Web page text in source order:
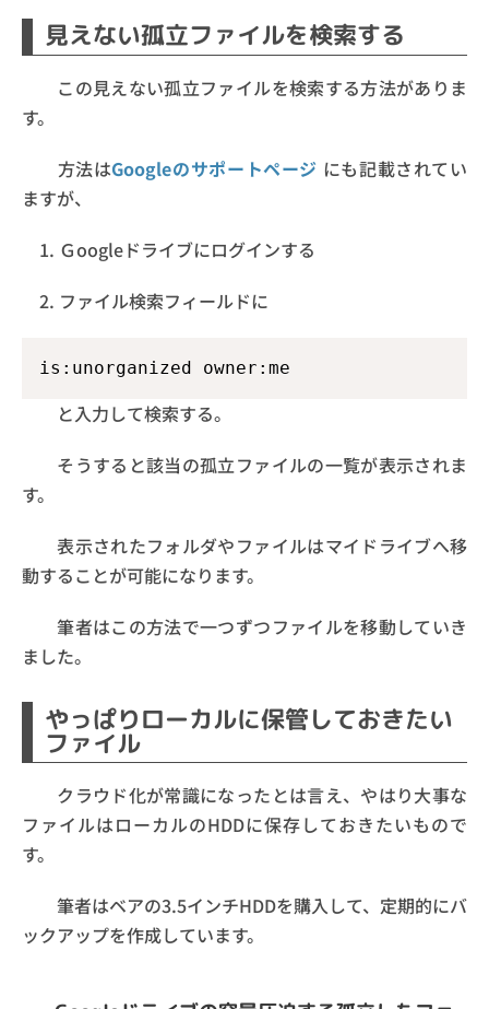
見えない孤立ファイルを検索する
この見えない孤立ファイルを検索する方法がありま
す。
方法はGoogleのサポートページ にも記載されてい
ますが、
1. Ｇoogleドライブにログインする
2. ファイル検索フィールドに
is:unorganized owner:me
と入力して検索する。
そうすると該当の孤立ファイルの一覧が表示されま
す。
表示されたフォルダやファイルはマイドライブへ移
動することが可能になります。
筆者はこの方法で一つずつファイルを移動していき
ました。
やっぱりローカルに保管しておきたい
ファイル
クラウド化が常識になったとは言え、やはり大事な
ファイルはローカルのHDDに保存しておきたいもので
す。
筆者はベアの3.5インチHDDを購入して、定期的にバ
ックアップを作成しています。